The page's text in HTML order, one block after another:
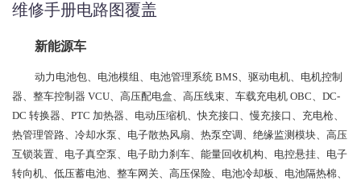
维修手册电路图覆盖
新能源车
动力电池包、电池模组、电池管理系统 BMS、驱动电机、电机控制
器、整车控制器 VCU、高压配电盒、高压线束、车载充电机 OBC、DC-
DC 转换器、PTC 加热器、电动压缩机、快充接口、慢充接口、充电枪、
热管理管路、冷却水泵、电子散热风扇、热泵空调、绝缘监测模块、高压
互锁装置、电子真空泵、电子助力刹车、能量回收机构、电控悬挂、电子
转向机、低压蓄电池、整车网关、高压保险、电池冷却板、电池隔热棉、